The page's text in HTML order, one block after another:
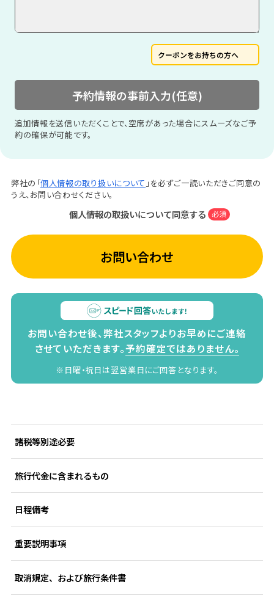
クーポンをお持ちの方へ
予約情報の事前入力(任意)
追加情報を送信いただくことで、空席があった場合にスムーズなご予
約の確保が可能です。
弊社の「個人情報の取り扱いについて 」を必ずご一読いただきご同意の
うえ、お問い合わせください。
個人情報の取扱いについて同意する 必須
お問い合わせ
お問い合わせ後、弊社スタッフよりお早めにご連絡
させていただきます。予約確定ではありません。
※日曜・祝日は翌営業日にご回答となります。
諸税等別途必要
旅行代金に含まれるもの
日程備考
重要説明事項
取消規定、および旅行条件書